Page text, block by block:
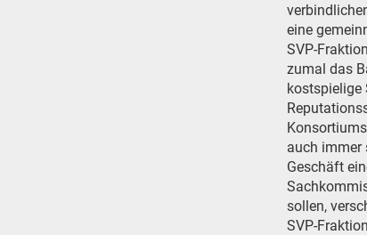
eine
SVP-
zumal das
kostspielige
auch immer
Geschäft
sollen,
SVP-